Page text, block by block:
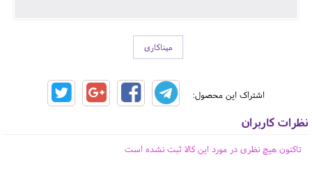
میناکاری
اشتراک این محصول:
نظرات کاربران
تاکنون هیچ نظری در مورد این کالا ثبت نشده است